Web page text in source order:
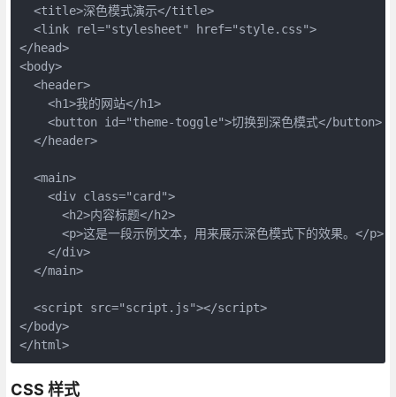
  <title>深色模式演示</title>
  <link rel="stylesheet" href="style.css">
</head>
<body>
  <header>
    <h1>我的网站</h1>
    <button id="theme-toggle">切换到深色模式</button>
  </header>
  <main>
    <div class="card">
      <h2>内容标题</h2>
      <p>这是一段示例文本，用来展示深色模式下的效果。</p>
    </div>
  </main>
  <script src="script.js"></script>
</body>
</html>
CSS 样式